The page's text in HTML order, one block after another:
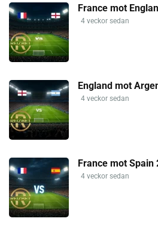
France mot
4 veckor sedan
England mot
4 veckor sedan
France mot Spain
4 veckor sedan